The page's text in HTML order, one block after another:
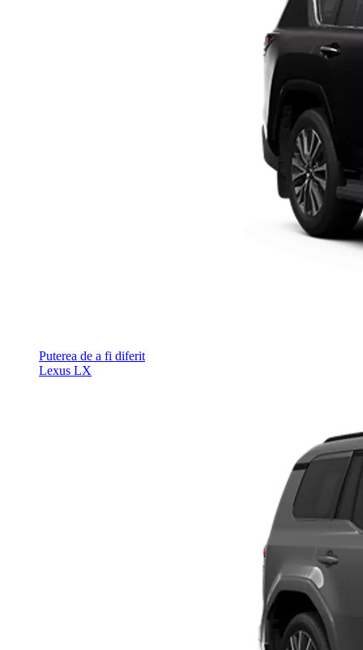
Puterea de a fi diferit
Lexus LX